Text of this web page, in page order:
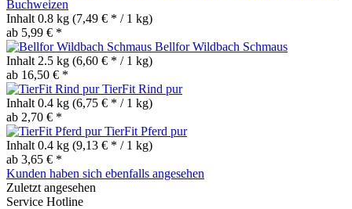
Buchweizen
Inhalt 0.8 kg (7,49 € * / 1 kg)
ab 5,99 € *
Bellfor Wildbach Schmaus
Inhalt 2.5 kg (6,60 € * / 1 kg)
ab 16,50 € *
TierFit Rind pur
Inhalt 0.4 kg (6,75 € * / 1 kg)
ab 2,70 € *
TierFit Pferd pur
Inhalt 0.4 kg (9,13 € * / 1 kg)
ab 3,65 € *
Kunden haben sich ebenfalls angesehen
Zuletzt angesehen
Service Hotline